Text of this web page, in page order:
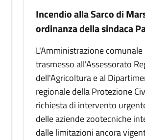
Incendio alla Sarco di
ordinanza della sindaca
L'Amministrazione comunale
trasmesso all'Assessorato
dell'Agricoltura e al
regionale della Protezione
richiesta di intervento
delle aziende zootecniche
dalle limitazioni ancora